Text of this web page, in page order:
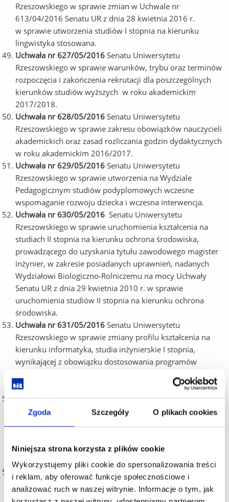
Zgoda Szczegóły O plikach cookies
Niniejsza strona korzysta z plików cookie
Wykorzystujemy pliki cookie do spersonalizowania treści
i reklam, aby oferować funkcje społecznościowe i
analizować ruch w naszej witrynie. Informacje o tym, jak
Rzeszowskiego w sprawie zmian w Uchwale nr
613/04/2016 Senatu UR z dnia 28 kwietnia 2016 r.
w sprawie utworzenia studiów I stopnia na kierunku
lingwistyka stosowana.
Uchwała nr 627/05/2016 Senatu Uniwersytetu
Rzeszowskiego w sprawie warunków, trybu oraz terminów
rozpoczęcia i zakończenia rekrutacji dla poszczególnych
kierunków studiów wyższych w roku akademickim
2017/2018.
Uchwała nr 628/05/2016 Senatu Uniwersytetu
Rzeszowskiego w sprawie zakresu obowiązków nauczycieli
akademickich oraz zasad rozliczania godzin dydaktycznych
w roku akademickim 2016/2017.
Uchwała nr 629/05/2016 Senatu Uniwersytetu
Rzeszowskiego w sprawie utworzenia na Wydziale
Pedagogicznym studiów podyplomowych wczesne
wspomaganie rozwoju dziecka i wczesna interwencja.
Uchwała nr 630/05/2016 Senatu Uniwersytetu
Rzeszowskiego w sprawie uruchomienia kształcenia na
studiach II stopnia na kierunku ochrona środowiska,
prowadzącego do uzyskania tytułu zawodowego magister
inżynier, w zakresie posiadanych uprawnień, nadanych
Wydziałowi Biologiczno-Rolniczemu na mocy Uchwały
Senatu UR z dnia 29 kwietnia 2010 r. w sprawie
uruchomienia studiów II stopnia na kierunku ochrona
środowiska.
Uchwała nr 631/05/2016 Senatu Uniwersytetu
Rzeszowskiego w sprawie zmiany profilu kształcenia na
kierunku informatyka, studia inżynierskie I stopnia,
wynikającej z obowiązku dostosowania programów
z dnia 27 lipca 2005 r. Prawo o szkolnictwie wyższym.
Rzeszowskiego w sprawie zatwierdzenia opisu efektów
wymagań określonych w art. 11 Ustawy z dnia 27 lipca
2005 r. Prawo o szkolnictwie wyższym.
Uchwała nr 633/05/2016 Senatu Uniwersytetu
Rzeszowskiego w sprawie zmiany profilu kształcenia na
kierunku informatyka i ekonometria, studia inżynierskie